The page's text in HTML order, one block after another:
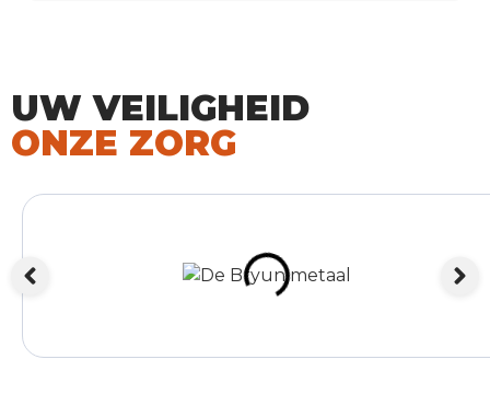
UW VEILIGHEID
ONZE ZORG